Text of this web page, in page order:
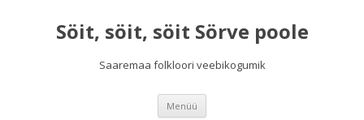
Söit, söit, söit Sörve poole
Saaremaa folkloori veebikogumik
Menüü